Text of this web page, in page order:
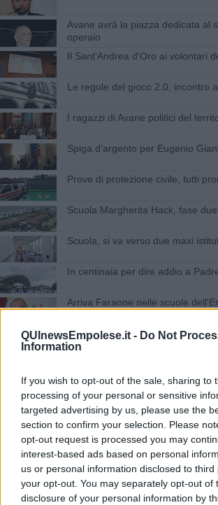
QUInewsEmpolese.it - Do Not
Information
If you wish to opt-out of the sale, sharing to
processing of your personal or sensitive
targeted advertising by us, please use the
section to confirm your selection. Please
opt-out request is processed you may
interest-based ads based on personal
us or personal information disclosed to
your opt-out. You may separately opt-out of
disclosure of your personal information by
Avane avrà la piazza dedicata al
operaio
Il Sant'Andrea d'Oro ai volontari
Le regole del gioco 2.0, incontro
I ragazzi di Avane politici del
Spiga d'argento per Eugenio Giani
Prove di protezione civile, tutti
Scuola Margherita Hack, fase due
Scuola, si va verso due maxi
In centinaia per dire addio a
Arriva Faraone nelle scuole
Allo stadio non per tifare ma per
La città che cambia, se ne parla
Nasce il comitato "Perché sì!"
La sindaca alla preghiera finale
Nonlobuttovia, torna il mercato